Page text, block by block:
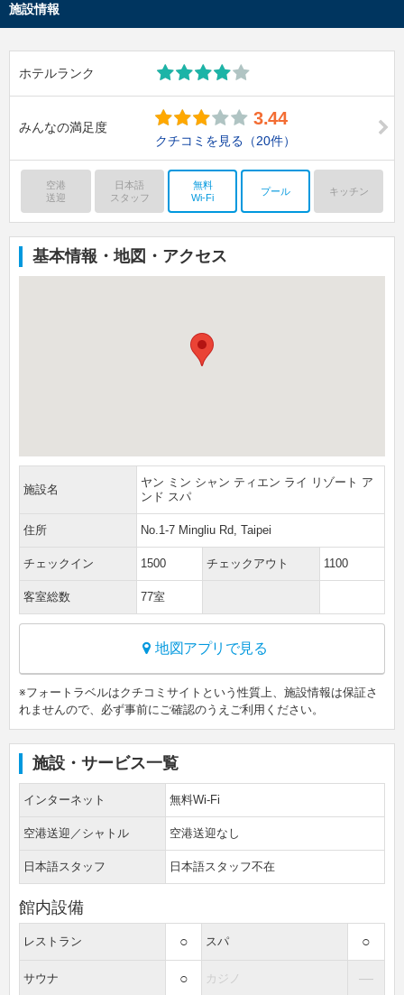
施設情報
ホテルランク
みんなの満足度 3.44
クチコミを見る （20件）
空港
送迎
日本語
スタッフ
無料
Wi-Fi
プール キッチン
基本情報・地図・アクセス
施設名
ヤン ミン シャン ティエン ライ リゾート ア
ンド スパ
住所 No.1-7 Mingliu Rd, Taipei
チェックイン 1500 チェックアウト 1100
客室総数 77室
地図アプリで見る
※フォートラベルはクチコミサイトという性質上、施設情報は保証さ
れませんので、必ず事前にご確認のうえご利用ください。
施設・サービス一覧
インターネット 無料Wi-Fi
空港送迎／シャトル 空港送迎なし
日本語スタッフ 日本語スタッフ不在
館内設備
レストラン ○ スパ ○
サウナ ○ カジノ ―